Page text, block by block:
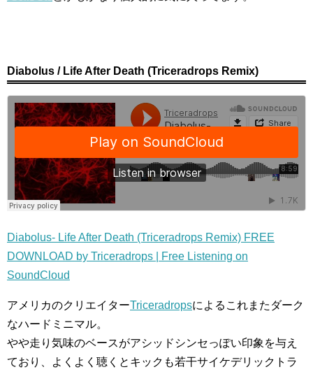
Diabolus / Life After Death (Triceradrops Remix)
Diabolus- Life After Death (Triceradrops Remix) FREE
DOWNLOAD by Triceradrops | Free Listening on
SoundCloud
アメリカのクリエイターTriceradropsによるこれまたダーク
なハードミニマル。
やや走り気味のベースがアシッドシンセっぽい印象を与え
ており、よくよく聴くとキックも若干サイケデリックトラ